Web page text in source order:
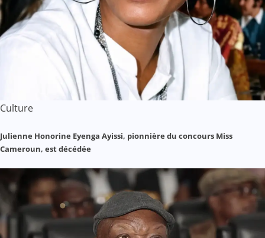
Culture
Julienne Honorine Eyenga Ayissi, pionnière du concours Miss
Cameroun, est décédée